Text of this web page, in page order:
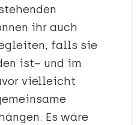
ihr auch
falls sie
ist– und im
vielleicht
Es wäre